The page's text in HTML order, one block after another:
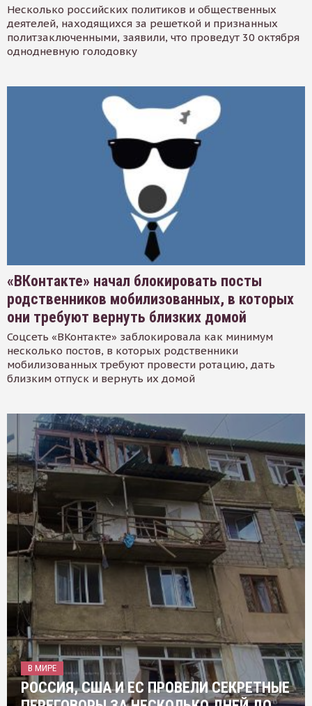
Несколько российских политиков и общественных
деятелей, находящихся за решеткой и признанных
политзаключенными, заявили, что проведут 30 октября
однодневную голодовку
«ВКонтакте» начал блокировать посты
родственников мобилизованных, в которых
они требуют вернуть близких домой
Соцсеть «ВКонтакте» заблокировала как минимум
несколько постов, в которых родственники
мобилизованных требуют провести ротацию, дать
близким отпуск и вернуть их домой
В МИРЕ
РОССИЯ, США И ЕС ПРОВЕЛИ СЕКРЕТНЫЕ